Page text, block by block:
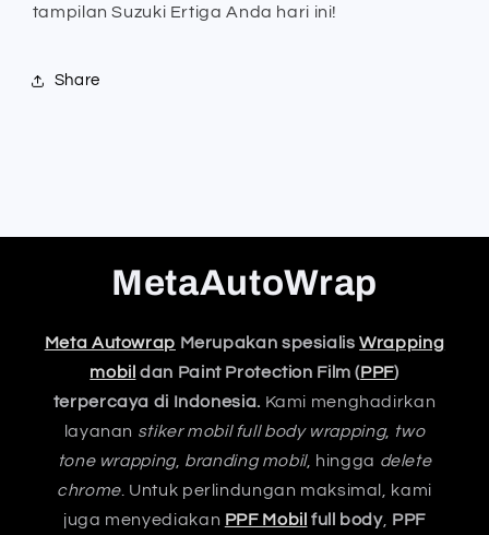
tampilan Suzuki Ertiga Anda hari ini!
Share
MetaAutoWrap
Meta Autowrap Merupakan spesialisWrapping
mobil dan Paint Protection Film (PPF)
terpercaya di Indonesia. Kami menghadirkan
layanan stiker mobil full body wrapping, two
tone wrapping, branding mobil, hingga delete
chrome. Untuk perlindungan maksimal, kami
juga menyediakan PPF Mobil full body, PPF